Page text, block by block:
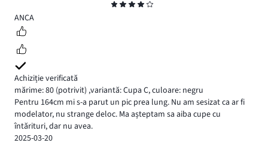
4
ANCA
Achiziție verificată
mărime: 80 (potrivit) ,variantă: Cupa C,culoare: negru
Pentru 164cm mi s-a parut un pic prea lung. Nu am sesizat ca ar fi
modelator, nu strange deloc. Ma așteptam sa aiba cupe cu
întărituri, dar nu avea.
2025-03-20